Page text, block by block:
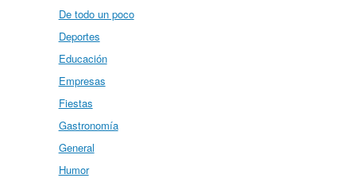
De todo un poco
Deportes
Educación
Empresas
Fiestas
Gastronomía
General
Humor